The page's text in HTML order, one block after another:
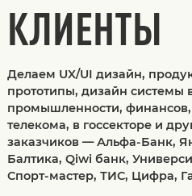
КЛИЕНТЫ
Делаем UX/UI дизайн,
прототипы, дизайн
промышленности,
телекома, в госсекторе и
заказчиков — Альфа-Банк,
Балтика, Qiwi банк,
Спорт-мастер, ТИС, Цифра,